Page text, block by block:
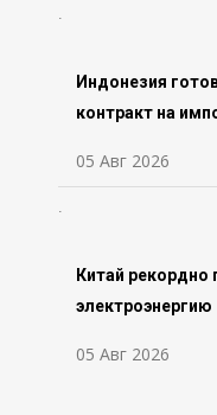
Индонезия
контракт на
05 Авг 2026
Китай рекордно
электроэнергию
05 Авг 2026